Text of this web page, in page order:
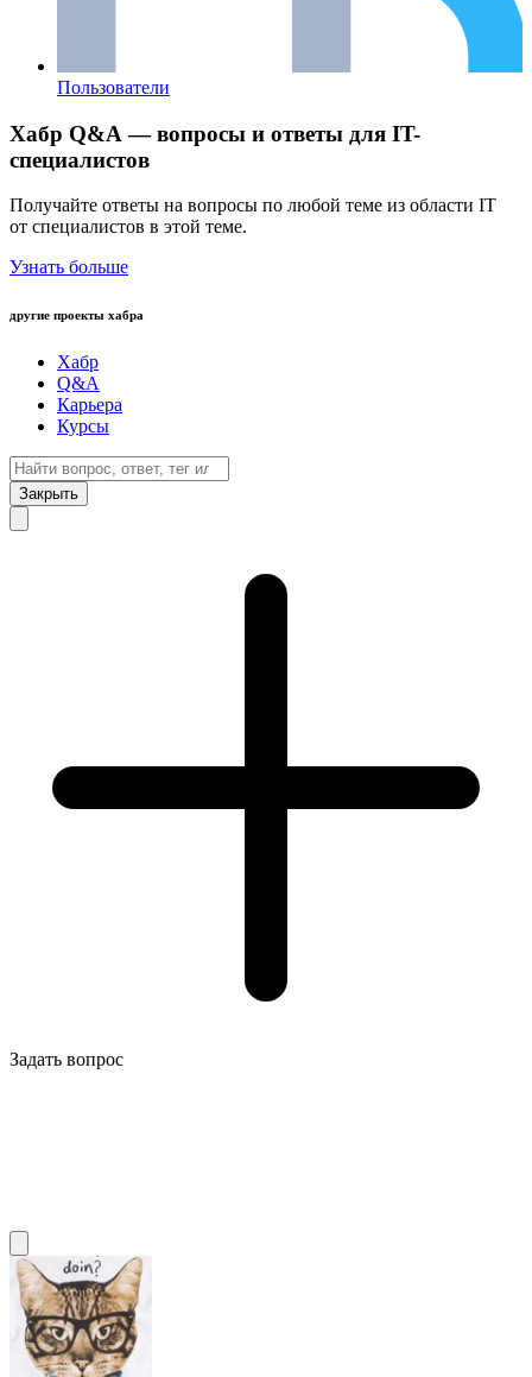
Пользователи
Хабр Q&A — вопросы и ответы для IT-
специалистов
Получайте ответы на вопросы по любой теме из области IT
от специалистов в этой теме.
Узнать больше
другие проекты хабра
Хабр
Q&A
Карьера
Курсы
Закрыть
Задать вопрос